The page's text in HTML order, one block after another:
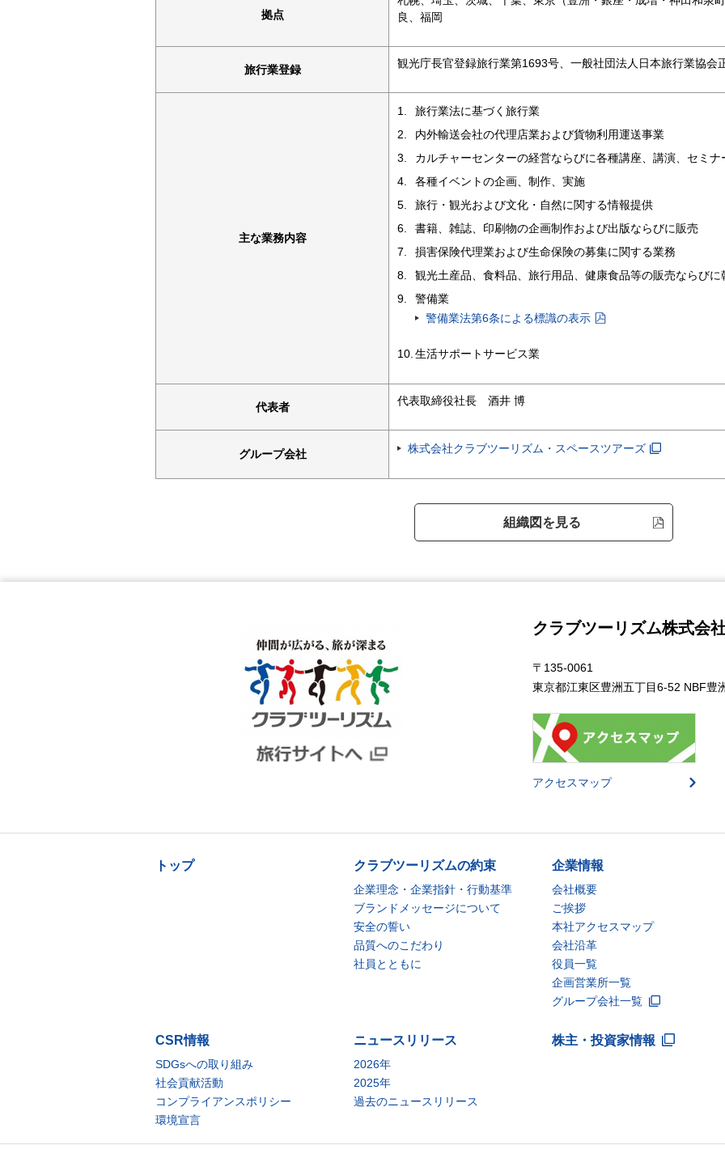
拠点
良、福岡
旅行業登録 観光庁長官登録旅行業第1693号、一般社団法人日本旅行業協会
主な業務内容
旅行業法に基づく旅行業
内外輸送会社の代理店業および貨物利用運送事業
カルチャーセンターの経営ならびに各種講座、講演、セミナ
各種イベントの企画、制作、実施
旅行・観光および文化・自然に関する情報提供
書籍、雑誌、印刷物の企画制作および出版ならびに販売
損害保険代理業および生命保険の募集に関する業務
観光土産品、食料品、旅行用品、健康食品等の販売ならびに
警備業
警備業法第6条による標識の表示
生活サポートサービス業
代表者 代表取締役社長 酒井 博
グループ会社 株式会社クラブツーリズム・スペースツアーズ
組織図を見る
クラブツーリズム株式会
〒135-0061
東京都江東区豊洲五丁目6-52 NBF豊
アクセスマップ
トップ クラブツーリズムの約束
企業理念・企業指針・行動基準
ブランドメッセージについて
安全の誓い
品質へのこだわり
社員とともに
企業情報
会社概要
ご挨拶
本社アクセスマップ
会社沿革
役員一覧
企画営業所一覧
グループ会社一覧
CSR情報
SDGsへの取り組み
社会貢献活動
コンプライアンスポリシー
環境宣言
ニュースリリース
2026年
2025年
過去のニュースリリース
株主・投資家情報